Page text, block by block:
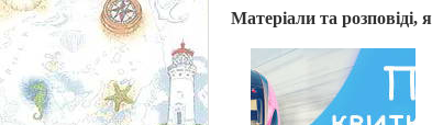
Матеріали та розповіді,